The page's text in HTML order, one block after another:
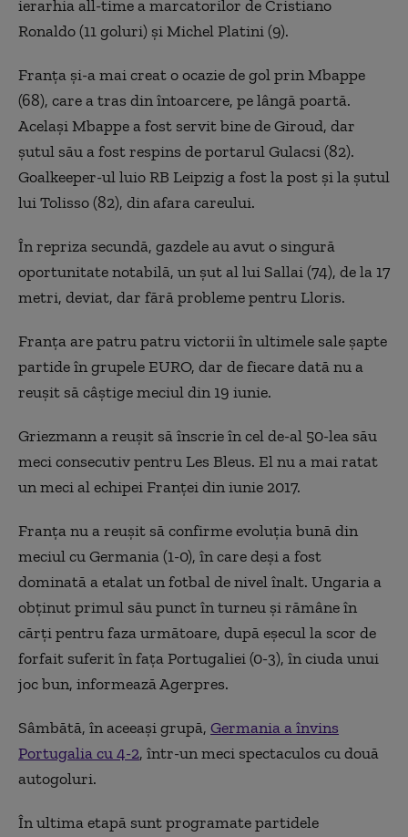
ierarhia all-time a marcatorilor de Cristiano
Ronaldo (11 goluri) şi Michel Platini (9).
Franţa şi-a mai creat o ocazie de gol prin Mbappe
(68), care a tras din întoarcere, pe lângă poartă.
Acelaşi Mbappe a fost servit bine de Giroud, dar
şutul său a fost respins de portarul Gulacsi (82).
Goalkeeper-ul luio RB Leipzig a fost la post şi la şutul
lui Tolisso (82), din afara careului.
În repriza secundă, gazdele au avut o singură
oportunitate notabilă, un şut al lui Sallai (74), de la 17
metri, deviat, dar fără probleme pentru Lloris.
Franţa are patru patru victorii în ultimele sale şapte
partide în grupele EURO, dar de fiecare dată nu a
reuşit să câştige meciul din 19 iunie.
Griezmann a reuşit să înscrie în cel de-al 50-lea său
meci consecutiv pentru Les Bleus. El nu a mai ratat
un meci al echipei Franţei din iunie 2017.
Franţa nu a reuşit să confirme evoluţia bună din
meciul cu Germania (1-0), în care deşi a fost
dominată a etalat un fotbal de nivel înalt. Ungaria a
obţinut primul său punct în turneu şi rămâne în
cărţi pentru faza următoare, după eşecul la scor de
forfait suferit în faţa Portugaliei (0-3), în ciuda unui
joc bun, informează Agerpres.
Sâmbătă, în aceeași grupă, Germania a învins
Portugalia cu 4-2, într-un meci spectaculos cu două
autogoluri.
În ultima etapă sunt programate partidele